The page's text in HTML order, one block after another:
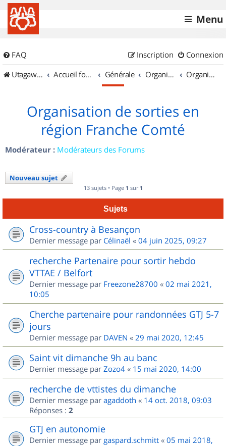
Menu
FAQ Connexion
Inscription
UtagawaVTT (Randos VTT et VTTAE avec traces GPS)
Accueil forum Générale Organisation de sorties & Recherche de partenaires Organisation de sorties en région Franche Comté
Organisation de sorties en
région Franche Comté
Modérateur : Modérateurs des Forums
Nouveau sujet
13 sujets • Page 1 sur 1
Sujets
Cross-country à Besançon
Dernier message par Célinaël « 04 juin 2025, 09:27
recherche Partenaire pour sortir hebdo
VTTAE / Belfort
Dernier message par Freezone28700 « 02 mai 2021,
10:05
Cherche partenaire pour randonnées GTJ 5-7
jours
Dernier message par DAVEN « 29 mai 2020, 12:45
Saint vit dimanche 9h au banc
Dernier message par Zozo4 « 15 mai 2020, 14:00
recherche de vttistes du dimanche
Dernier message par agaddoth « 14 oct. 2018, 09:03
Réponses : 2
GTJ en autonomie
Dernier message par gaspard.schmitt « 05 mai 2018,